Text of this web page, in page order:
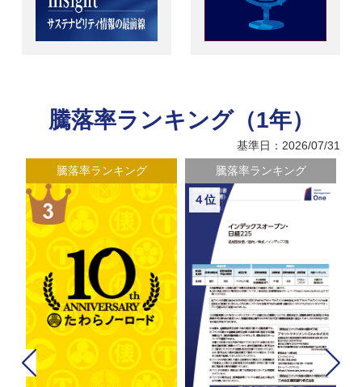
騰落率ランキング（1年）
基準日：2026/07/31
騰落率ランキング 騰落率ランキング
４位